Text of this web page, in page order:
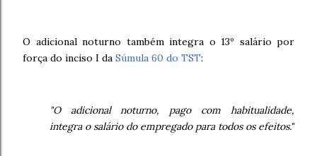
O adicional noturno também integra o 13º salário por
força do inciso I da Súmula 60 do TST:
"O adicional noturno, pago com habitualidade,
integra o salário do empregado para todos os efeitos."